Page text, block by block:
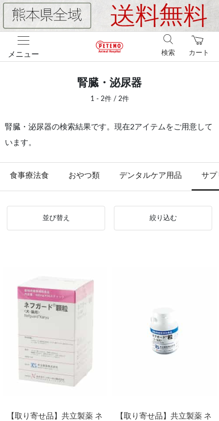
メニュー カート
検索
腎臓・泌尿器
1 - 2件 / 2件
腎臓・泌尿器の検索結果です。現在2アイテムをご用意して
います。
食事療法食 おやつ類 デンタルケア用品 サプ
並び替え 絞り込む
【取り寄せ品】共立製薬 ネ
【取り寄せ品】共立製薬 ネ